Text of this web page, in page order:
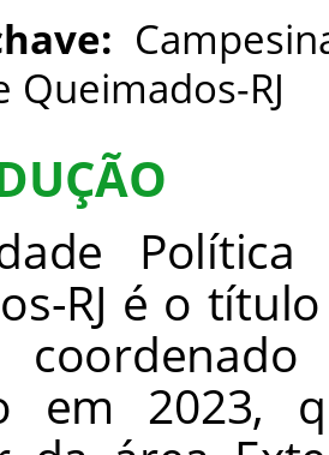
Queimados-RJ
RJ é o
em 2023,